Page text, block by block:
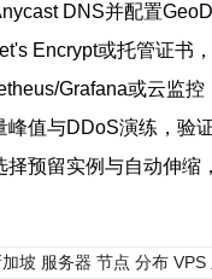
DNS并配置
Encrypt或托管证书
Grafana或云监
峰值与DDoS演练，验
择预留实例与自动伸缩
坡 服务器 节点 分布